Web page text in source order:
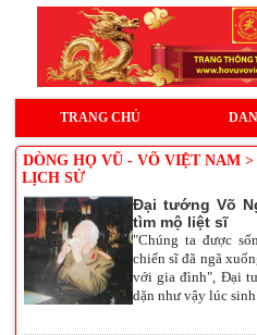
TRANG CHỦ
DÒNG HỌ VŨ - VÕ VIỆT NAM
LỊCH SỬ
Đại tướng Võ
tìm mộ liệt sĩ
"Chúng ta được
chiến sĩ đã ngã
với gia đình", Đại
dặn như vậy lúc